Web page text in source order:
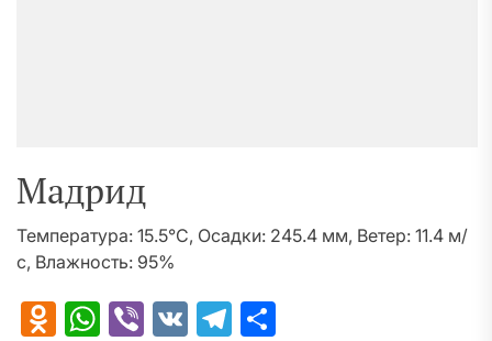
Мадрид
Температура: 15.5°C, Осадки: 245.4 мм, Ветер: 11.4 м/
с, Влажность: 95%
Odnoklassniki
WhatsApp
Viber
VK Telegram